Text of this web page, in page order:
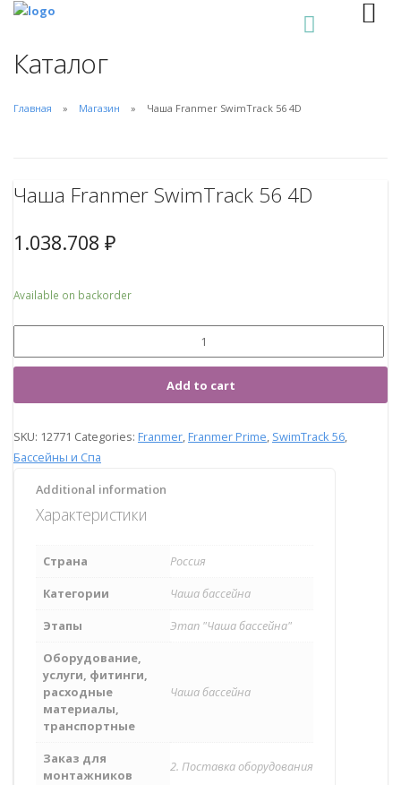
Каталог
Главная Магазин Чаша Franmer SwimTrack 56 4D
Чаша Franmer SwimTrack 56 4D
1.038.708 ₽
Available on backorder
Add to cart
SKU: 12771 Categories: Franmer, Franmer Prime, SwimTrack 56,
Бассейны и Спа
Additional information
Характеристики
Страна
Россия
Категории
Чаша бассейна
Этапы
Этап "Чаша бассейна"
Оборудование,
услуги, фитинги,
расходные
материалы,
транспортные
Чаша бассейна
Заказ для
монтажников
2. Поставка оборудования